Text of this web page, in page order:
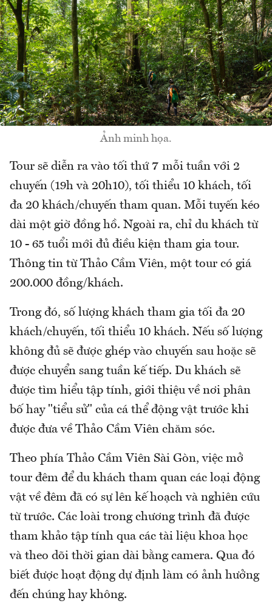
Ảnh minh họa.
Tour sẽ diễn ra vào tối thứ 7 mỗi tuần với 2
chuyến (19h và 20h10), tối thiểu 10 khách, tối
đa 20 khách/chuyến tham quan. Mỗi tuyến kéo
dài một giờ đồng hồ. Ngoài ra, chỉ du khách từ
10 - 65 tuổi mới đủ điều kiện tham gia tour.
Thông tin từ Thảo Cầm Viên, một tour có giá
200.000 đồng/khách.
Trong đó, số lượng khách tham gia tối đa 20
khách/chuyến, tối thiểu 10 khách. Nếu số lượng
không đủ sẽ được ghép vào chuyến sau hoặc sẽ
được chuyển sang tuần kế tiếp. Du khách sẽ
được tìm hiểu tập tính, giới thiệu về nơi phân
bố hay "tiểu sử" của cá thể động vật trước khi
được đưa về Thảo Cầm Viên chăm sóc.
Theo phía Thảo Cầm Viên Sài Gòn, việc mở
tour đêm để du khách tham quan các loại động
vật về đêm đã có sự lên kế hoạch và nghiên cứu
từ trước. Các loài trong chương trình đã được
tham khảo tập tính qua các tài liệu khoa học
và theo dõi thời gian dài bằng camera. Qua đó
biết được hoạt động dự định làm có ảnh hưởng
đến chúng hay không.